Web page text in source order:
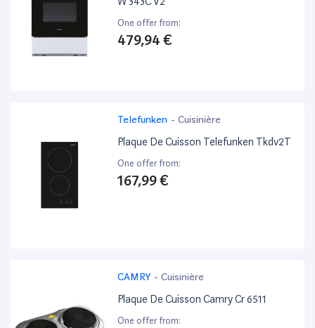
One offer from:
479,94 €
Telefunken - Cuisinière
Plaque De Cuisson Telefunken Tkdv2T
One offer from:
167,99 €
CAMRY - Cuisinière
Plaque De Cuisson Camry Cr 6511
One offer from: